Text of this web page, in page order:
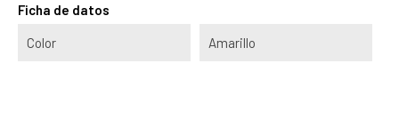
Ficha de datos
Color Amarillo